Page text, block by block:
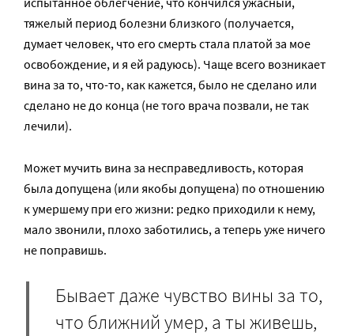
тяжелый период болезни близкого (получается,
думает человек, что его смерть стала платой за мое
освобождение, и я ей радуюсь). Чаще всего возникает
вина за то, что-то, как кажется, было не сделано или
сделано не до конца (не того врача позвали, не так
лечили).
Может мучить вина за несправедливость, которая
была допущена (или якобы допущена) по отношению
к умершему при его жизни: редко приходили к нему,
мало звонили, плохо заботились, а теперь уже ничего
не поправишь.
Бывает даже чувство вины за то,
что ближний умер, а ты живешь,